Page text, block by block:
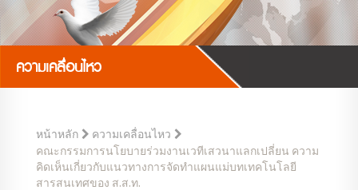
ความเคลื่อนไหว
หน้าหลัก ความเคลื่อนไหว
คณะกรรมการนโยบายร่วมงานเวทีเสวนาแลกเปลี่ยน ความ
คิดเห็นเกี่ยวกับแนวทางการจัดทำแผนแม่บทเทคโนโลยี
สารสนเทศของ ส.ส.ท.